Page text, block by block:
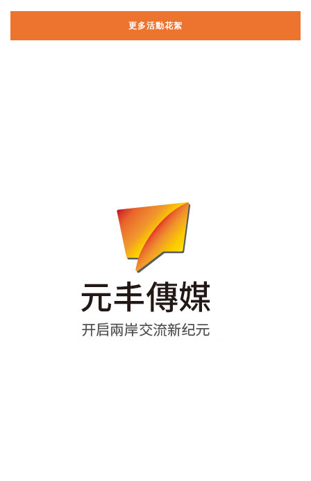
更多活動花絮